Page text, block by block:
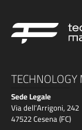
Sede Legale
Via dell’Arrigoni, 242
47522 Cesena (FC)